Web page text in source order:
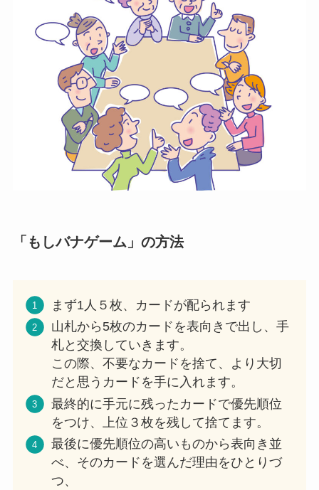
「もしバナゲーム」の方法
まず1人５枚、カードが配られます
山札から5枚のカードを表向きで出し、手
札と交換していきます。
この際、不要なカードを捨て、より大切
だと思うカードを手に入れます。
最終的に手元に残ったカードで優先順位
をつけ、上位３枚を残して捨てます。
最後に優先順位の高いものから表向き並
べ、そのカードを選んだ理由をひとりづ
つ、